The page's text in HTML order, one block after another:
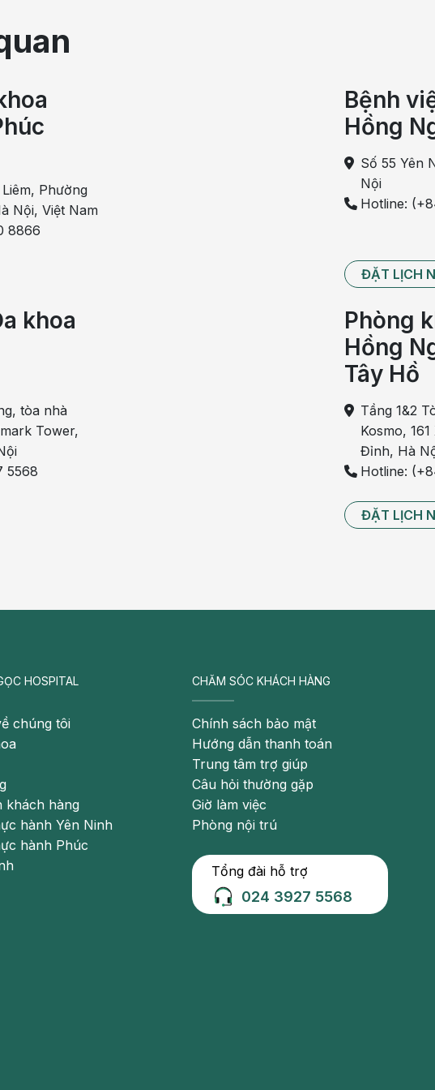
còi xương, bệnh béo phì, bệnh ngoài da,
đề kháng cho cơ thể, giúp cơ thể đào thải
2-3 lát gừng tươi. Đem tất cả cho vào siêu đất,
nóng trong người gây lở mồm, lở lưỡi, lở môi,
dùng món thuốc gồm rau cải xoong, cà rốt, cải
uống. Kiên trì điều trị sẽ cho kết quả tốt.
y để điều trị thì có thể kết hợp dùng thêm bài
nấu nước khoảng 4-5 giờ, uống khi thuốc còn
Phường
Nội, Việt Nam
8866
Bệnh
Hồng
Số 55 Yên
Nội
Hotline:
ĐẶT LỊCH
khoa
tòa nhà
Tower,
5568
Phòng
Hồng
Tây Hồ
Tầng 1&2
Kosmo,
Đỉnh, Hà
Hotline:
ĐẶT LỊCH
HOSPITAL
chúng tôi
khách hàng
hành Yên Ninh
hành Phúc
CHĂM SÓC KHÁCH HÀNG
Chính sách bảo mật
Hướng dẫn thanh toán
Trung tâm trợ giúp
Câu hỏi thường gặp
Giờ làm việc
Phòng nội trú
Tổng đài hỗ trợ
024 3927 5568